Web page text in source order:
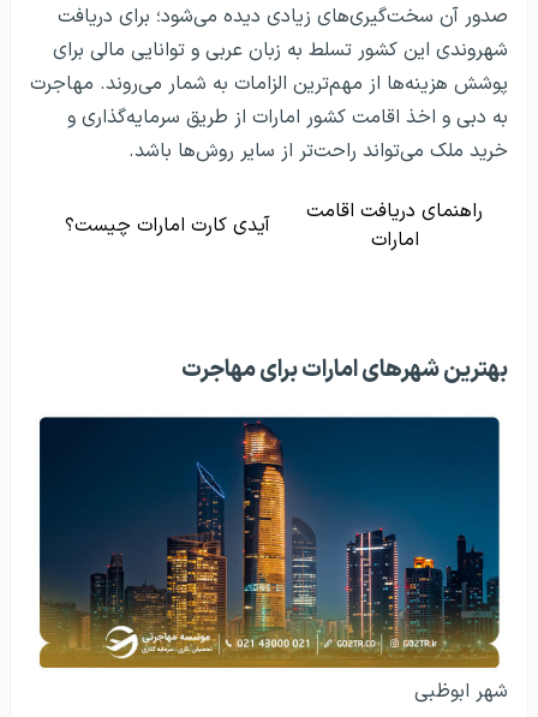
صدور آن سخت‌گیری‌های زیادی دیده می‌شود؛ برای دریافت
شهروندی این کشور تسلط به زبان عربی و توانایی مالی برای
پوشش هزینه‌ها از مهم‌ترین الزامات به شمار می‌روند. مهاجرت
به دبی و اخذ اقامت کشور امارات از طریق سرمایه‌گذاری و
خرید ملک می‌تواند راحت‌تر از سایر روش‌ها باشد.
راهنمای دریافت اقامت
امارات
آیدی کارت امارات چیست؟
بهترین شهرهای امارات برای مهاجرت
شهر ابوظبی